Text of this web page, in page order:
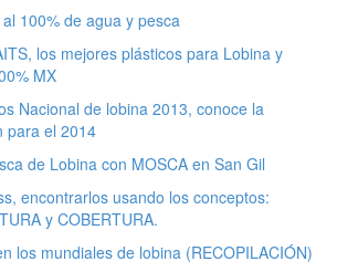
100% de agua y pesca
los mejores plásticos para Lobina y
MX
Nacional de lobina 2013, conoce la
para el 2014
de Lobina con MOSCA en San Gil
encontrarlos usando los conceptos:
y COBERTURA.
los mundiales de lobina (RECOPILACIÓN)